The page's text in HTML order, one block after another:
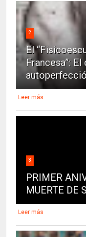
2
El
Francesa”:
Leer más
3
PRIMER
MUERTE DE
Leer más